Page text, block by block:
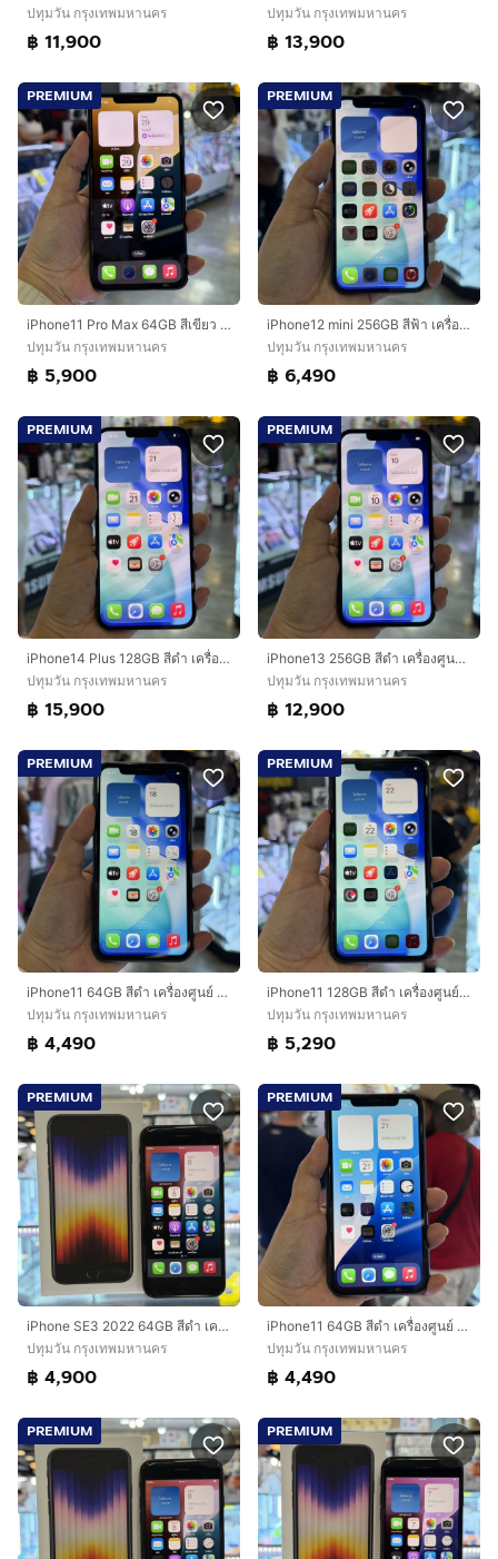
ปทุมวัน กรุงเทพมหานคร
฿ 11,900
ปทุมวัน กรุงเทพมหานคร
฿ 13,900
PREMIUM
iPhone11 Pro Max 64GB สีเขียว เครื่องศูนย์ โมเดลTH สภาพสวยมาก🔥🔥
ปทุมวัน กรุงเทพมหานคร
฿ 5,900
PREMIUM
iPhone12 mini 256GB สีฟ้า เครื่องศูนย์ โมเดลTH สภาพสวยมาก 🩷🩷
ปทุมวัน กรุงเทพมหานคร
฿ 6,490
PREMIUM
iPhone14 Plus 128GB สีดำ เครื่องศูนย์ โมเดลTH สภาพสวยมากๆ สุขภาพแบต84% 🩷🩷
ปทุมวัน กรุงเทพมหานคร
฿ 15,900
PREMIUM
iPhone13 256GB สีดำ เครื่องศูนย์ โมเดลTH สภาพสวยมาก สุขภาพแบต88% 🔥🔥
ปทุมวัน กรุงเทพมหานคร
฿ 12,900
PREMIUM
iPhone11 64GB สีดำ เครื่องศูนย์ โมเดลTH สภาพสวยมาก สุขภาพแบต100%(แบตใหม่)🔥🔥
ปทุมวัน กรุงเทพมหานคร
฿ 4,490
PREMIUM
iPhone11 128GB สีดำ เครื่องศูนย์ โมเดลTH สภาพสวยมาก จอไบร์ทล่างนิด สุขภาพแบต100%(แบตใหม่)🔥🔥
ปทุมวัน กรุงเทพมหานคร
฿ 5,290
PREMIUM
iPhone SE3 2022 64GB สีดำ เครื่องศูนย์ โมเดลTH สภาพสวยมากๆ รองรับ5G สุขภาพแบต86% ครบยกกล่อง🔥🔥
ปทุมวัน กรุงเทพมหานคร
฿ 4,900
PREMIUM
iPhone11 64GB สีดำ เครื่องศูนย์ โมเดลTH สภาพสวยมาก สุขภาพแบต100%(แบตใหม่) เครื่องใช้งานดีเยี่ยม🔥🔥
ปทุมวัน กรุงเทพมหานคร
฿ 4,490
PREMIUM PREMIUM